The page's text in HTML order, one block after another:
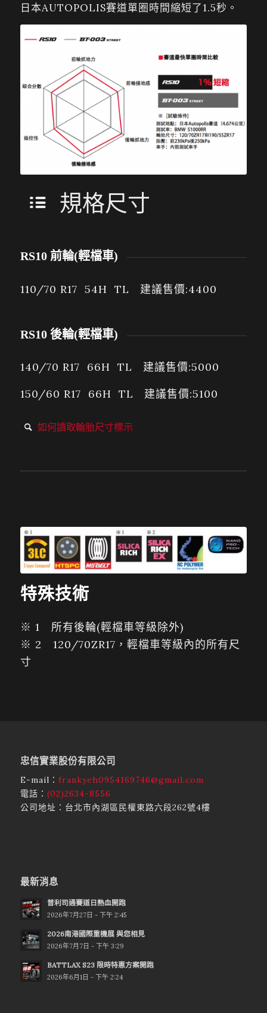
日本AUTOPOLIS賽道單圈時間縮短了1.5秒。
規格尺寸
RS10 前輪(輕檔車)
110/70 R17 54H TL 建議售價:4400
RS10 後輪(輕檔車)
140/70 R17 66H TL 建議售價:5000
150/60 R17 66H TL 建議售價:5100
如何讀取輪胎尺寸標示
特殊技術
※ 1 所有後輪(輕檔車等級除外)
※ 2 120/70ZR17，輕檔車等級內的所有尺
寸
忠信實業股份有限公司
E-mail： frankyeh0954169746@gmail.com
電話： (02)2634-8556
公司地址：台北市內湖區民權東路六段262號4樓
最新消息
普利司通賽道日熱血開跑
2026年7月27日 - 下午 2:45
2026南港國際重機展 與您相見
2026年7月7日 - 下午 3:29
BATTLAX S23 限時特惠方案開跑
2026年6月1日 - 下午 2:24